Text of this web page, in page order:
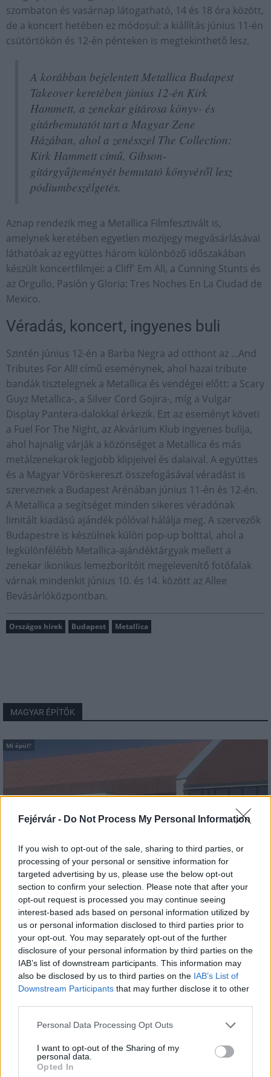
Fejérvár - Do Not Process My Personal Information
If you wish to opt-out of the sale, sharing to third parties, or
processing of your personal or sensitive information for
targeted advertising by us, please use the below opt-out
section to confirm your selection. Please note that after your
opt-out request is processed you may continue seeing
interest-based ads based on personal information utilized by
us or personal information disclosed to third parties prior to
your opt-out. You may separately opt-out of the further
disclosure of your personal information by third parties on the
IAB’s list of downstream participants. This information may
also be disclosed by us to third parties on the IAB’s List of
Downstream Participants that may further disclose it to other
Please note that this website/app uses one or more Google
not limited to your visit or usage behaviour. You may click to
grant or deny consent to Google and its third-party tags to
use your data for below specified purposes in below Google
Personal Data Processing Opt Outs
I want to opt-out of the Sharing of my
personal data.
Opted In
szombaton és vasárnap látogatható, 14 és 18 óra között,
de a koncert hetében ez módosul: a kiállítás június 11-én
csütörtökön és 12-én pénteken is megtekinthető lesz.
A korábban bejelentett Metallica Budapest
Takeover keretében június 12-én Kirk
Hammett, a zenekar gitárosa könyv- és
gitárbemutatót tart a Magyar Zene
Házában, ahol a zenésszel The Collection:
Kirk Hammett című, Gibson-
gitárgyűjteményét bemutató könyvéről lesz
pódiumbeszélgetés.
Aznap rendezik meg a Metallica Filmfesztivált is,
amelynek keretében egyetlen mozijegy megvásárlásával
láthatóak az együttes három különböző időszakában
készült koncertfilmjei: a Cliff' Em All, a Cunning Stunts és
az Orgullo, Pasión y Gloria: Tres Noches En La Ciudad de
Mexico.
Véradás, koncert, ingyenes buli
Szintén június 12-én a Barba Negra ad otthont az ...And
Tributes For All! című eseménynek, ahol hazai tribute
bandák tisztelegnek a Metallica és vendégei előtt: a Scary
Guyz Metallica-, a Silver Cord Gojira-, míg a Vulgar
Display Pantera-dalokkal érkezik. Ezt az eseményt követi
a Fuel For The Night, az Akvárium Klub ingyenes bulija,
ahol hajnalig várják a közönséget a Metallica és más
metálzenekarok legjobb klipjeivel és dalaival. A együttes
és a Magyar Vöröskereszt összefogásával véradást is
szerveznek a Budapest Arénában június 11-én és 12-én.
A Metallica a segítséget minden sikeres véradónak
limitált kiadású ajándék pólóval hálálja meg. A szervezők
Budapestre is készülnek külön pop-up bolttal, ahol a
legkülönfélébb Metallica-ajándéktárgyak mellett a
zenekar ikonikus lemezborítóit megelevenítő fotófalak
várnak mindenkit június 10. és 14. között az Allee
Bevásárlóközpontban.
Országos hírek Budapest Metallica
MAGYAR ÉPÍTŐK
Mi épül?
Hódmezővásárhely iskolaépítés FERROÉP Zrt. oktatási beruházás
Másfélszeresére bővítik Hódmezővásárhely jó hírű
református iskoláját
A Szőnyi Benjámin Általános Iskola fejlesztését a FERROÉP
kivitelezheti; a munkák csaknem egy évig tartanak majd.
Flórián téri felüljárón